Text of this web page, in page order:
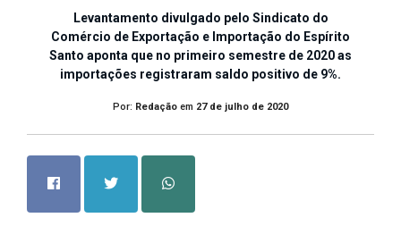
Levantamento divulgado pelo Sindicato do
Comércio de Exportação e Importação do Espírito
Santo aponta que no primeiro semestre de 2020 as
importações registraram saldo positivo de 9%.
Por: Redação em 27 de julho de 2020